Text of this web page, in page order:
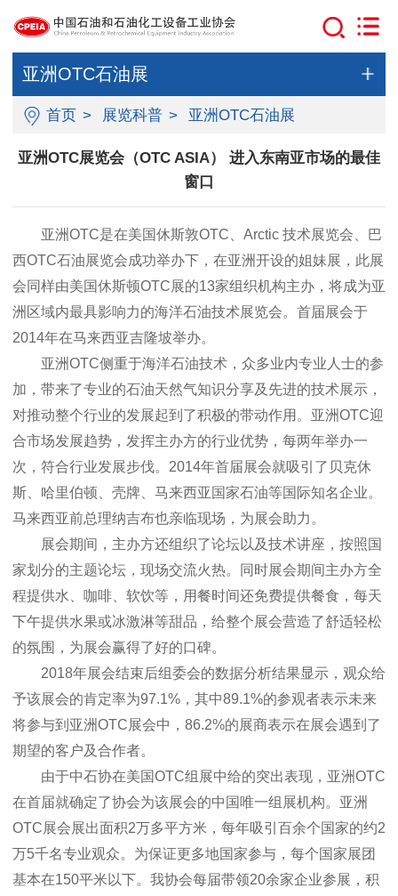
亚洲OTC石油展
首页 > 展览科普 > 亚洲OTC石油展
亚洲OTC展览会（OTC ASIA） 进入东南亚市场的最佳
窗口
亚洲OTC是在美国休斯敦OTC、Arctic 技术展览会、巴
西OTC石油展览会成功举办下，在亚洲开设的姐妹展，此展
会同样由美国休斯顿OTC展的13家组织机构主办，将成为亚
洲区域内最具影响力的海洋石油技术展览会。首届展会于
2014年在马来西亚吉隆坡举办。
亚洲OTC侧重于海洋石油技术，众多业内专业人士的参
加，带来了专业的石油天然气知识分享及先进的技术展示，
对推动整个行业的发展起到了积极的带动作用。亚洲OTC迎
合市场发展趋势，发挥主办方的行业优势，每两年举办一
次，符合行业发展步伐。2014年首届展会就吸引了贝克休
斯、哈里伯顿、壳牌、马来西亚国家石油等国际知名企业。
马来西亚前总理纳吉布也亲临现场，为展会助力。
展会期间，主办方还组织了论坛以及技术讲座，按照国
家划分的主题论坛，现场交流火热。同时展会期间主办方全
程提供水、咖啡、软饮等，用餐时间还免费提供餐食，每天
下午提供水果或冰激淋等甜品，给整个展会营造了舒适轻松
的氛围，为展会赢得了好的口碑。
2018年展会结束后组委会的数据分析结果显示，观众给
予该展会的肯定率为97.1%，其中89.1%的参观者表示未来
将参与到亚洲OTC展会中，86.2%的展商表示在展会遇到了
期望的客户及合作者。
由于中石协在美国OTC组展中给的突出表现，亚洲OTC
在首届就确定了协会为该展会的中国唯一组展机构。亚洲
OTC展会展出面积2万多平方米，每年吸引百余个国家的约2
万5千名专业观众。为保证更多地国家参与，每个国家展团
基本在150平米以下。我协会每届带领20余家企业参展，积